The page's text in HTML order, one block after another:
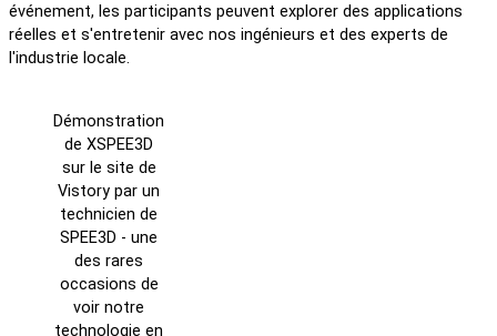
événement, les participants peuvent explorer des applications
réelles et s'entretenir avec nos ingénieurs et des experts de
l'industrie locale.
Démonstration
de XSPEE3D
sur le site de
Vistory par un
technicien de
SPEE3D - une
des rares
occasions de
voir notre
technologie en